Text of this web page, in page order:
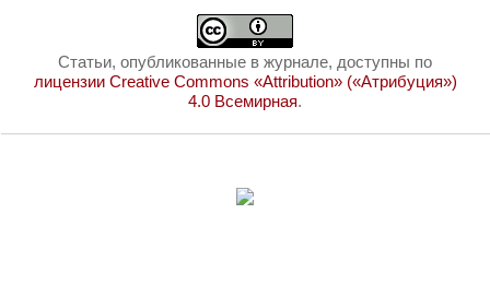
Статьи, опубликованные в журнале, доступны по
лицензии Creative Commons «Attribution» («Атрибуция»)
4.0 Всемирная.